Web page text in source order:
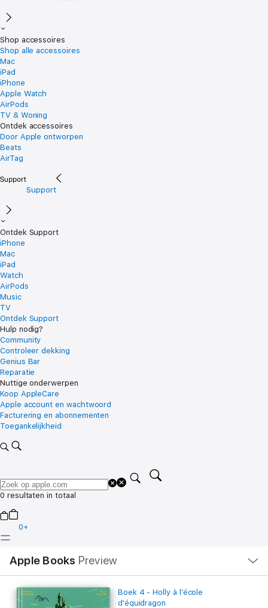
Shop accessoires
Shop alle accessoires
Mac
iPad
iPhone
Apple Watch
AirPods
TV & Woning
Ontdek accessoires
Door Apple ontworpen
Beats
AirTag
Support
Ontdek Support
iPhone
Mac
iPad
Watch
AirPods
Music
TV
Ontdek Support
Hulp nodig?
Community
Controleer dekking
Genius Bar
Reparatie
Nuttige onderwerpen
Koop AppleCare
Apple account en wachtwoord
Facturering en abonnementen
Toegankelijk­heid
0 resultaten in totaal
0+
Apple Books Preview
lokaal
navigatiemenu
Boek 4 - Holly à l'école
d'équidragon